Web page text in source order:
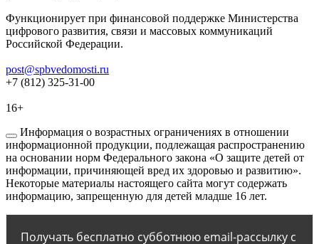
Функционирует при финансовой поддержке Министерства
цифрового развития, связи и массовых коммуникаций
Российской Федерации.
post@spbvedomosti.ru
+7 (812) 325-31-00
16+
Информация о возрастных ограничениях в отношении
информационной продукции, подлежащая распространению
на основании норм Федерального закона «О защите детей от
информации, причиняющей вред их здоровью и развитию».
Некоторые материалы настоящего сайта могут содержать
информацию, запрещенную для детей младше 16 лет.
Получать бесплатно субботнюю email-рассылку с